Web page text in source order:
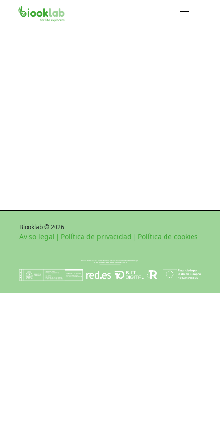
Biooklab © 2026
Aviso legal | Política de privacidad | Política de cookies